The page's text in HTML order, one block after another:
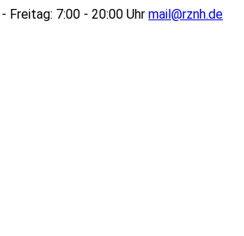
Freitag: 7:00 - 20:00 Uhr mail@rznh.de